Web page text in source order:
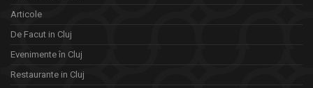
Articole
De Facut in Cluj
Evenimente în Cluj
Restaurante in Cluj